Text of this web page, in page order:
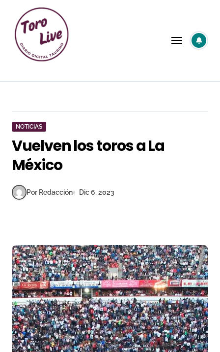
contenido
NOTICIAS
Vuelven los toros a La
México
Por Redacción Dic 6, 2023